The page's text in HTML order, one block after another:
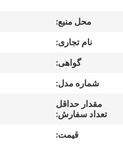
درباره
کارخانه
محل منبع:
نام تجاری:
گواهی:
شماره مدل:
مقدار حداقل
تعداد سفارش:
قیمت: